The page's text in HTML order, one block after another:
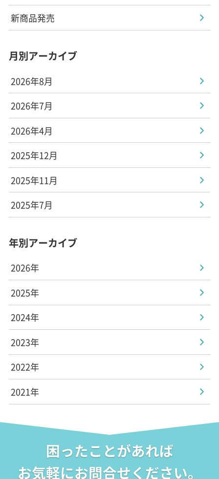
新商品発売
月別アーカイブ
2026年8月
2026年7月
2026年4月
2025年12月
2025年11月
2025年7月
年別アーカイブ
2026年
2025年
2024年
2023年
2022年
2021年
困ったことがあれば
お気軽にお問合せください。